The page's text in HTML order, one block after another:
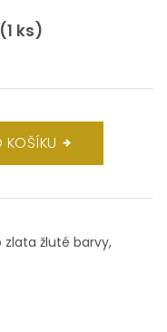
(1 ks)
KOŠÍKU
žluté barvy,